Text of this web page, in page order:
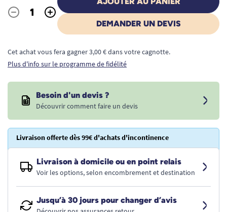
Quantité
- +
DEMANDER UN DEVIS
Cet achat vous fera gagner 3,00 € dans votre cagnotte.
Plus d'info sur le programme de fidélité
Besoin d'un devis ?
Découvrir comment faire un devis
Livraison offerte dès 99€ d'achats d'incontinence
Livraison à domicile ou en point relais
Voir les options, selon encombrement et destination
Jusqu’à 30 jours pour changer d’avis